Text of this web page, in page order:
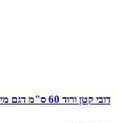
דובי קטן ורוד 60 ס"מ דגם מיקי